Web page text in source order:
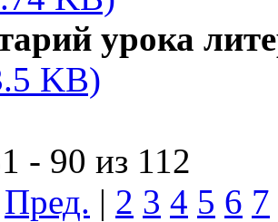
урока
KB)
- 90 из 112
Пред. | 2 3 4 5 6 7